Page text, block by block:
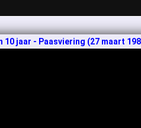
10 jaar - Paasviering (27 maart